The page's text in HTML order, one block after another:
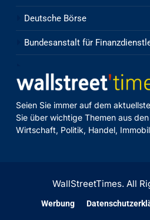
Deutsche Börse
Bundesanstalt für
Seien Sie immer auf dem
Sie über wichtige Themen aus
Wirtschaft, Politik, Handel,
WallStreetTimes. All
Werbung